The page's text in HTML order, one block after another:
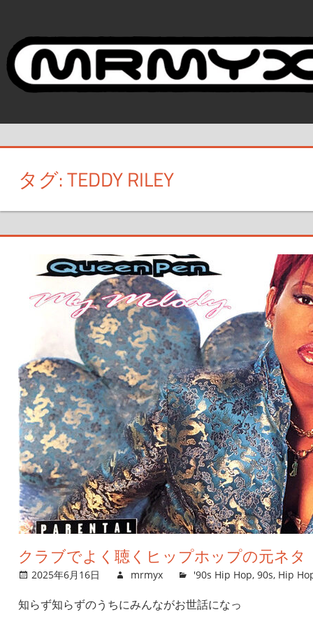
テ
ン
キ
タグ:TEDDY RILEY
クラブでよく聴くヒップホップの元ネタ
2025年6月16日 mrmyx '90s Hip Hop,90s, Hip
知らず知らずのうちにみんながお世話になっ